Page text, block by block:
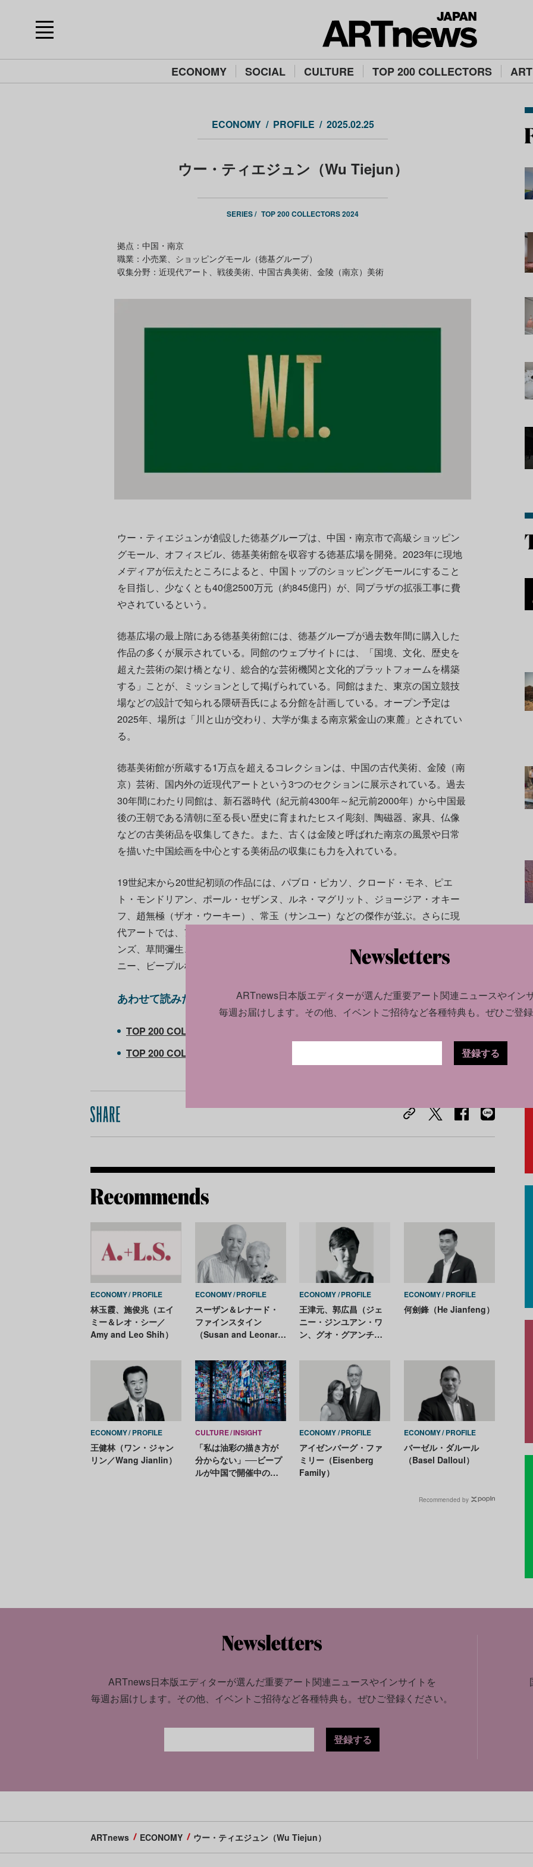
ECONOMY SOCIAL CULTURE TOP 200 COLLECTORS
ECONOMY PROFILE 2025.02.25
ウー・ティエジュン（Wu Tiejun）
SERIES / TOP 200 COLLECTORS 2024
拠点：中国・南京
職業：小売業、ショッピングモール（徳基グループ）
収集分野：近現代アート、戦後美術、中国古典美術、金陵（南京）美術
ウー・ティエジュンが創設した徳基グループは、中国・南京市で高級ショッピン
グモール、オフィスビル、徳基美術館を収容する徳基広場を開発。2023年に現地
メディアが伝えたところによると、中国トップのショッピングモールにすること
を目指し、少なくとも40億2500万元（約845億円）が、同プラザの拡張工事に費
やされているという。
徳基広場の最上階にある徳基美術館には、徳基グループが過去数年間に購入した
作品の多くが展示されている。同館のウェブサイトには、「国境、文化、歴史を
超えた芸術の架け橋となり、総合的な芸術機関と文化的プラットフォームを構築
する」ことが、ミッションとして掲げられている。同館はまた、東京の国立競技
場などの設計で知られる隈研吾氏による分館を計画している。オープン予定は
2025年、場所は「川と山が交わり、大学が集まる南京紫金山の東麓」とされてい
る。
徳基美術館が所蔵する1万点を超えるコレクションは、中国の古代美術、金陵（南
京）芸術、国内外の近現代アートという3つのセクションに展示されている。過去
30年間にわたり同館は、新石器時代（紀元前4300年～紀元前2000年）から中国最
後の王朝である清朝に至る長い歴史に育まれたヒスイ彫刻、陶磁器、家具、仏像
などの古美術品を収集してきた。また、古くは金陵と呼ばれた南京の風景や日常
を描いた中国絵画を中心とする美術品の収集にも力を入れている。
19世紀末から20世紀初頭の作品には、パブロ・ピカソ、クロード・モネ、ピエ
ト・モンドリアン、ポール・セザンヌ、ルネ・マグリット、ジョージア・オキー
フ、趙無極（ザオ・ウーキー）、常玉（サンユー）などの傑作が並ぶ。さらに現
代アートでは、アンディ・ウォーホル、アンゼルム・キーファー、ジェフ・クー
ンズ、草間彌生、KAWS、奈良美智、ダミアン・ハースト、デヴィッド・ホック
ニー、ビープルなどの作品が所蔵されている。
あわせて読みたい
TOP 200 COLLECTORS 2024
TOP 200 COLLECTORS 2023
ECONOMY PROFILE
林玉霞、施俊兆（エイ
ミー＆レオ・シー／
Amy and Leo Shih）
ECONOMY PROFILE
スーザン＆レナード・
ファインスタイン
（Susan and Leonard
ECONOMY PROFILE
王津元、郭広昌（ジェ
ニー・ジンユアン・ワ
ン、グオ・グアンチャ
Wang and Guo
Guangchang）
ECONOMY PROFILE
何劍鋒（He Jianfeng）
ECONOMY PROFILE
王健林（ワン・ジャン
リン／Wang Jianlin）
CULTURE INSIGHT
「私は油彩の描き方が
分からない」──ビープ
ルが中国で開催中の大
ECONOMY PROFILE
アイゼンバーグ・ファ
ミリー（Eisenberg
Family）
ECONOMY PROFILE
バーゼル・ダルール
（Basel Dalloul）
Recommended by
ARTnews日本版エディターが選んだ重要アート関連ニュースやインサイトを
毎週お届けします。 その他、イベントご招待など各種特典も。 ぜひご登録ください。
登録する
ARTnews ECONOMY ウー・ティエジュン（Wu Tiejun）
ARTnews日本版エディターが選んだ重要アート関連ニュースやイン
毎週お届けします。 その他、イベントご招待など各種特典も。ぜひご登
登録する